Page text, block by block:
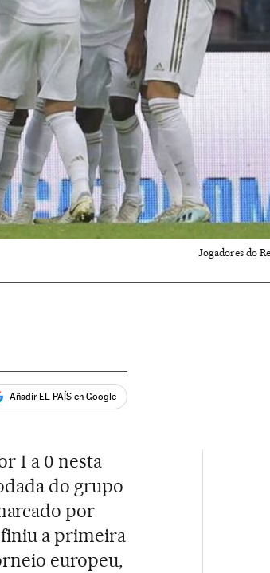
Jogadores do
Añadir EL PAÍS en Google
1 a 0 nesta
do grupo
por
a primeira
europeu,